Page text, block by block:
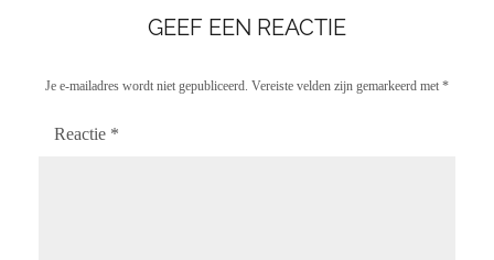
GEEF EEN REACTIE
Je e-mailadres wordt niet gepubliceerd. Vereiste velden zijn gemarkeerd met *
Reactie *